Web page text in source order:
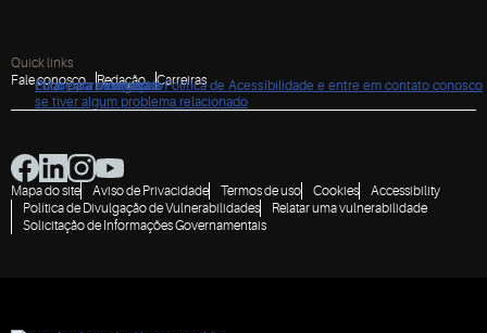
Clique para ver nossa Política de Acessibilidade e entre em contato conosco
se tiver algum problema relacionado
Pular para navegação
Pular para o conteúdo
Pular para pesquisa
Quick links
Fale conosco
Redação Carreiras
Mapa do site Aviso de Privacidade Termos de uso Cookies
Accessibility
Política de Divulgação de Vulnerabilidades
Relatar uma vulnerabilidade
Solicitação de Informações Governamentais